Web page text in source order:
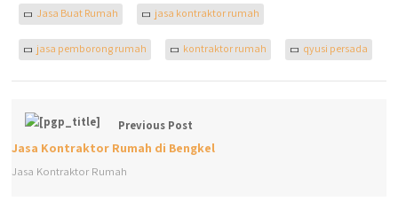
Jasa Buat Rumah jasa kontraktor rumah
jasa pemborong rumah kontraktor rumah qyusi persada
Previous Post
Jasa Kontraktor Rumah di Bengkel
Jasa Kontraktor Rumah